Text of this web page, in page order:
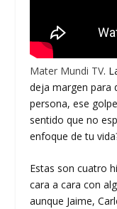
Mater Mundi TV.
deja margen para
persona, ese
sentido que no
enfoque de tu
Estas son cuatro
cara a cara con
aunque Jaime,